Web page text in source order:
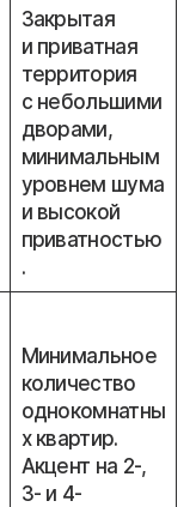
Закрытая
и приватная
территория
с небольшими
дворами,
минимальным
уровнем шума
и высокой
приватностью
.
Минимальное
количество
однокомнатны
х квартир.
Акцент на 2-,
3- и 4-